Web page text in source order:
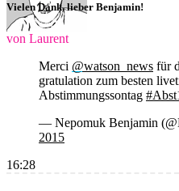
Vielen Dank, lieber Benjamin!
von Laurent
Merci @watson_news für
gratulation zum besten
Abstimmungssontag
— Nepomuk Benjamin
2015
16:28